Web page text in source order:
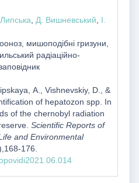
Д. Вишневський
І.
мишоподібні гризуни,
радіаційно-
А., Vishnevskiy, D., &
of hepatozon spp. In
of the chernobyl radiation
Scientific Reports of
and Environmental
176.